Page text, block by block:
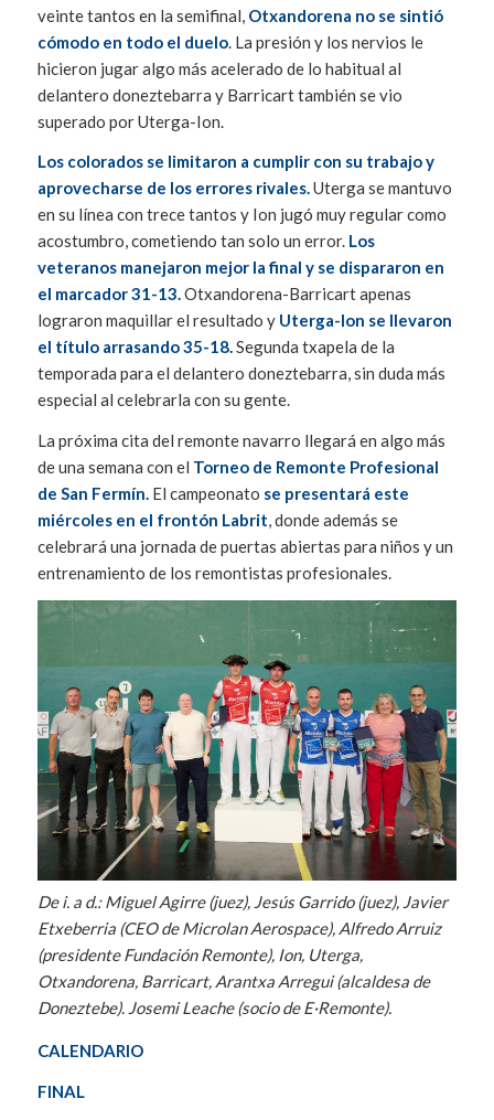
veinte tantos en la semifinal, Otxandorena no se sintió
cómodo en todo el duelo. La presión y los nervios le
hicieron jugar algo más acelerado de lo habitual al
delantero doneztebarra y Barricart también se vio
superado por Uterga-Ion.
Los colorados se limitaron a cumplir con su trabajo y
aprovecharse de los errores rivales.Uterga se mantuvo
en su línea con trece tantos y Ion jugó muy regular como
acostumbro, cometiendo tan solo un error.Los
veteranos manejaron mejor la final y se dispararon en
el marcador 31-13.Otxandorena-Barricart apenas
lograron maquillar el resultado y Uterga-Ion se llevaron
el título arrasando 35-18.Segunda txapela de la
temporada para el delantero doneztebarra, sin duda más
especial al celebrarla con su gente.
La próxima cita del remonte navarro llegará en algo más
de una semana con el Torneo de Remonte Profesional
de San Fermín.El campeonato se presentará este
miércoles en el frontón Labrit, donde además se
celebrará una jornada de puertas abiertas para niños y un
entrenamiento de los remontistas profesionales.
De i. a d.: Miguel Agirre (juez), Jesús Garrido (juez), Javier
Etxeberria (CEO de Microlan Aerospace), Alfredo Arruiz
(presidente Fundación Remonte), Ion, Uterga,
Otxandorena, Barricart, Arantxa Arregui (alcaldesa de
Doneztebe). Josemi Leache (socio de E·Remonte).
CALENDARIO
FINAL